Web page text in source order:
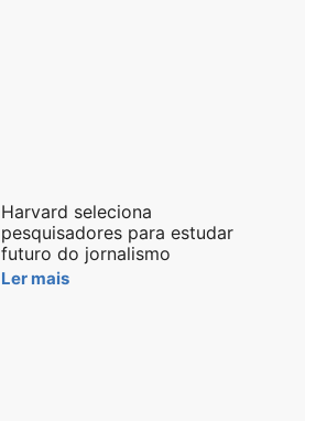
Harvard seleciona
pesquisadores para estudar
futuro do jornalismo
Ler mais